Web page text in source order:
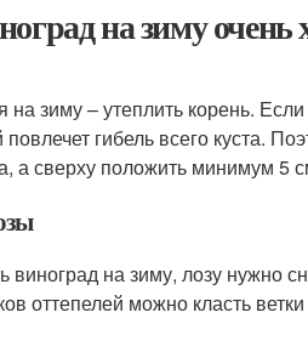
на зиму
на зиму – утеплить корень.
гибель всего куста.
а сверху положить минимум 5
виноград на зиму, лозу нужно
оттепелей можно класть